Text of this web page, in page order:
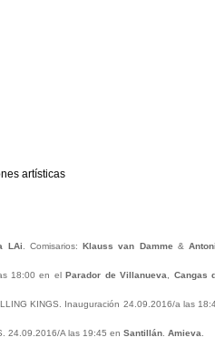
artísticas
LAi . Comisarios:Klauss van Damme &
18:00 en elParador de Villanueva
Cangas
KINGS. Inauguración 24.09.2016/a las
24.09.2016/A las 19:45 en Santillán Amieva